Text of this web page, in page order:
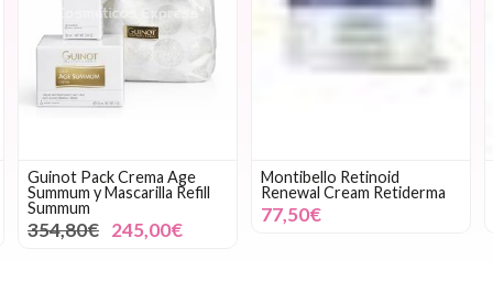
Guinot Pack Crema Age
Summum y Mascarilla Refill
Summum
354,80€ 245,00€
Montibello Retinoid
Renewal Cream Retiderma
77,50€